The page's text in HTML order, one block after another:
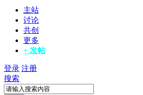
主站
讨论
共创
更多
+ 发帖
登录 注册
搜索